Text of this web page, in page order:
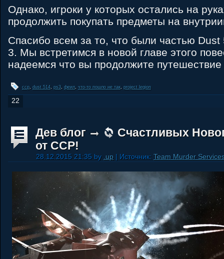
Однако, игроки у которых остались на
продолжить покупать предметы на
Спасибо всем за то, что были частью
3. Мы встретимся в новой главе этого
надеемся что вы продолжите
ccp, dust 514 ps3, феил, что-то пошло не так, project legion
22
Дев блог
Счастливых
от CCP!
28.12.2015 21:35 by .up | Источник: Team Murder